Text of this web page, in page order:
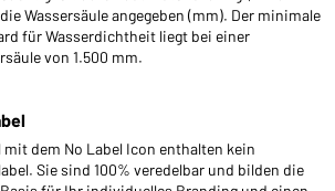
Wassersäule angegeben (mm). Der minimale
für Wasserdichtheit liegt bei einer
von 1.500 mm.
mit dem No Label Icon enthalten kein
Sie sind 100% veredelbar und bilden die